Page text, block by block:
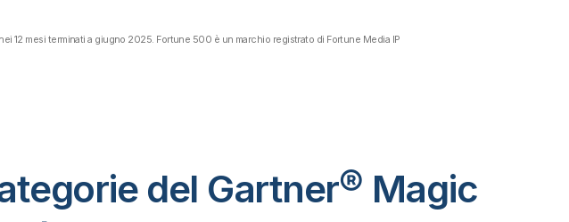
mesi terminati a giugno 2025. Fortune 500 è un marchio registrato di Fortune Media IP
del Gartner® Magic